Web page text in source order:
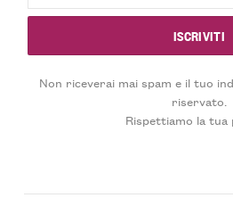
Non riceverai mai spam e il tuo
riservato.
Rispettiamo la tua